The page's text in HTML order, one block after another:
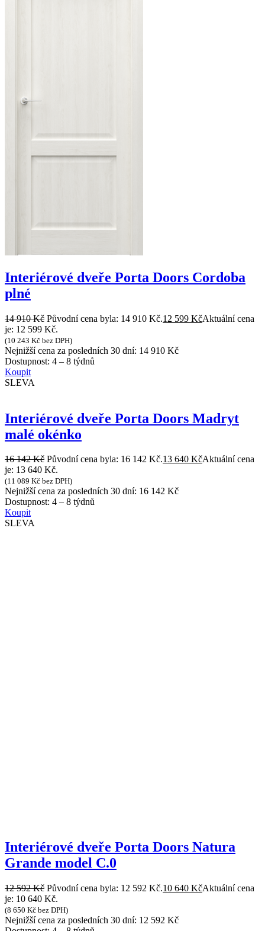
Interiérové dveře Porta Doors Cordoba
plné
14 910Kč Původní cena byla: 14 910 Kč.12 599 KčAktuální cena
je: 12 599 Kč.
(10 243 Kč bez DPH)
Nejnižší cena za posledních 30 dní: 14 910 Kč
Dostupnost: 4 – 8 týdnů
Koupit
SLEVA
Interiérové dveře Porta Doors Madryt
malé okénko
16 142Kč Původní cena byla: 16 142 Kč.13 640 KčAktuální cena
je: 13 640 Kč.
(11 089 Kč bez DPH)
Nejnižší cena za posledních 30 dní: 16 142 Kč
Dostupnost: 4 – 8 týdnů
Koupit
SLEVA
Interiérové dveře Porta Doors Natura
Grande model C.0
12 592Kč Původní cena byla: 12 592 Kč.10 640 KčAktuální cena
je: 10 640 Kč.
(8 650 Kč bez DPH)
Nejnižší cena za posledních 30 dní: 12 592 Kč